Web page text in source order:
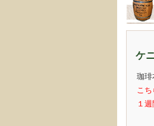
ケ
珈琲
こ
１